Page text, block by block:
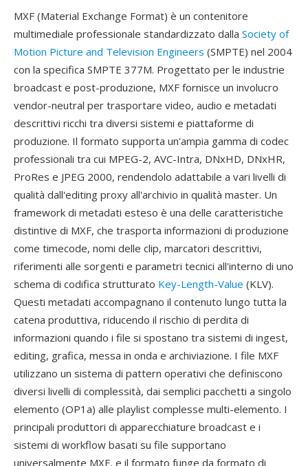
MXF (Material Exchange Format) è un contenitore
multimediale professionale standardizzato dalla Society of
Motion Picture and Television Engineers (SMPTE) nel 2004
con la specifica SMPTE 377M. Progettato per le industrie
broadcast e post-produzione, MXF fornisce un involucro
vendor-neutral per trasportare video, audio e metadati
descrittivi ricchi tra diversi sistemi e piattaforme di
produzione. Il formato supporta un'ampia gamma di codec
professionali tra cui MPEG-2, AVC-Intra, DNxHD, DNxHR,
ProRes e JPEG 2000, rendendolo adattabile a vari livelli di
qualità dall'editing proxy all'archivio in qualità master. Un
framework di metadati esteso è una delle caratteristiche
distintive di MXF, che trasporta informazioni di produzione
come timecode, nomi delle clip, marcatori descrittivi,
riferimenti alle sorgenti e parametri tecnici all'interno di uno
schema di codifica strutturato Key-Length-Value (KLV).
Questi metadati accompagnano il contenuto lungo tutta la
catena produttiva, riducendo il rischio di perdita di
informazioni quando i file si spostano tra sistemi di ingest,
editing, grafica, messa in onda e archiviazione. I file MXF
utilizzano un sistema di pattern operativi che definiscono
diversi livelli di complessità, dai semplici pacchetti a singolo
elemento (OP1a) alle playlist complesse multi-elemento. I
principali produttori di apparecchiature broadcast e i
sistemi di workflow basati su file supportano
universalmente MXF, e il formato funge da formato di